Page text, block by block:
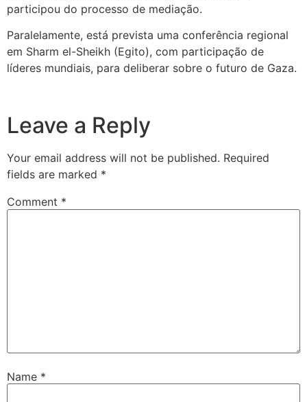
participou do processo de mediação.
Paralelamente, está prevista uma conferência regional
em Sharm el-Sheikh (Egito), com participação de
líderes mundiais, para deliberar sobre o futuro de Gaza.
Leave a Reply
Your email address will not be published. Required
fields are marked *
Comment *
Name *